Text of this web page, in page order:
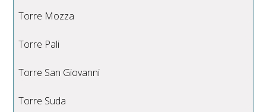
Torre Mozza
Torre Pali
Torre San Giovanni
Torre Suda